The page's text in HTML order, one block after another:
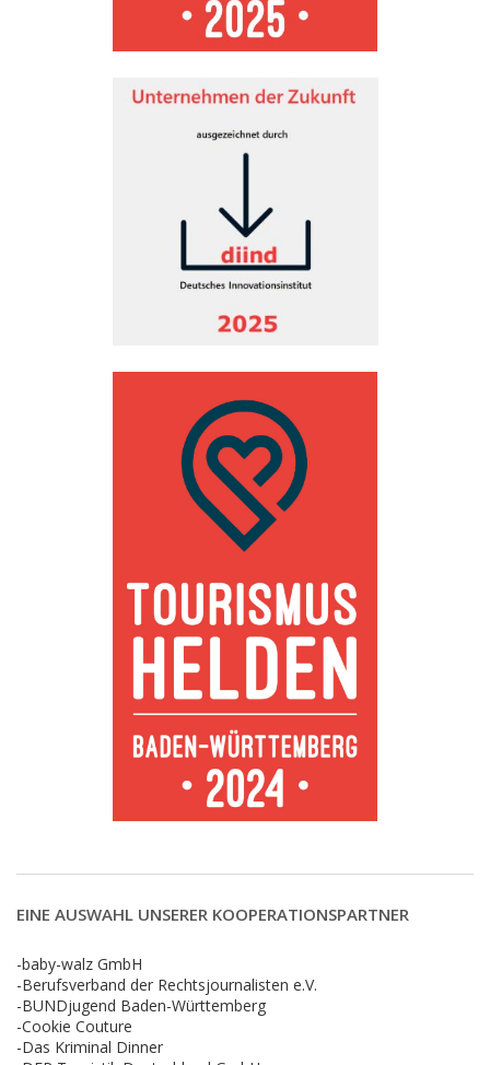
EINE AUSWAHL UNSERER KOOPERATIONSPARTNER
-baby-walz GmbH
-Berufsverband der Rechtsjournalisten e.V.
-BUNDjugend Baden-Württemberg
-Cookie Couture
-Das Kriminal Dinner